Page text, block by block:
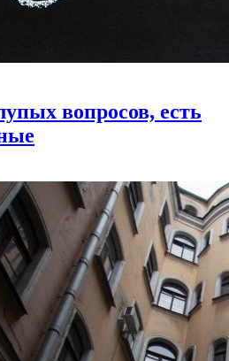
вопросов, есть